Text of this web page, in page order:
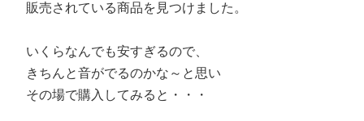
販売されている商品を見つけました。
いくらなんでも安すぎるので、
きちんと音がでるのかな～と思い
その場で購入してみると・・・